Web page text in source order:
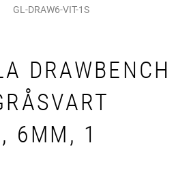
GL-DRAW6-VIT-1S
DRAWBENCH
6MM, 1